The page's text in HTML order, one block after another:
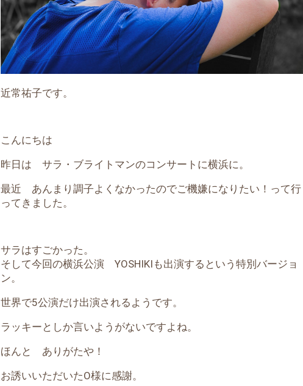
近常祐子です。
こんにちは
昨日は サラ・ブライトマンのコンサートに横浜に。
最近 あんまり調子よくなかったのでご機嫌になりたい！って行
ってきました。
サラはすごかった。
そして今回の横浜公演 YOSHIKIも出演するという特別バージョ
ン。
世界で5公演だけ出演されるようです。
ラッキーとしか言いようがないですよね。
ほんと ありがたや！
お誘いいただいたO様に感謝。